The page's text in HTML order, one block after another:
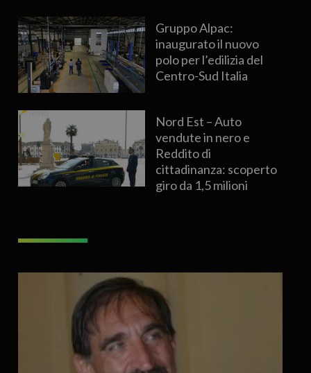
Gruppo Alpac:
inaugurato il nuovo
polo per l’edilizia del
Centro-Sud Italia
Nord Est – Auto
vendute in nero e
Reddito di
cittadinanza: scoperto
giro da 1,5 milioni